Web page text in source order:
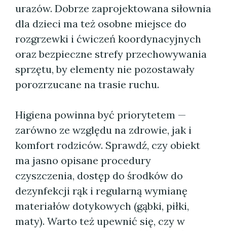
urazów. Dobrze zaprojektowana siłownia
dla dzieci ma też osobne miejsce do
rozgrzewki i ćwiczeń koordynacyjnych
oraz bezpieczne strefy przechowywania
sprzętu, by elementy nie pozostawały
porozrzucane na trasie ruchu.
Higiena powinna być priorytetem —
zarówno ze względu na zdrowie, jak i
komfort rodziców. Sprawdź, czy obiekt
ma jasno opisane procedury
czyszczenia, dostęp do środków do
dezynfekcji rąk i regularną wymianę
materiałów dotykowych (gąbki, piłki,
maty). Warto też upewnić się, czy w